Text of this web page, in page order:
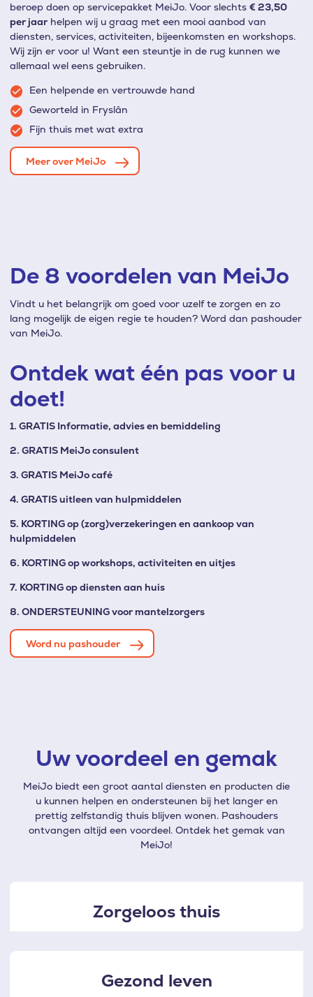
beroep doen op servicepakket MeiJo. Voor slechts € 23,50
per jaarhelpen wij u graag met een mooi aanbod van
diensten, services, activiteiten, bijeenkomsten en workshops.
Wij zijn er voor u! Want een steuntje in de rug kunnen we
allemaal wel eens gebruiken.
Een helpende en vertrouwde hand
Geworteld in Fryslân
Fijn thuis met wat extra
Meer over MeiJo
De 8 voordelen van MeiJo
Vindt u het belangrijk om goed voor uzelf te zorgen en zo
lang mogelijk de eigen regie te houden? Word dan pashouder
van MeiJo.
Ontdek wat één pas voor u
doet!
1. GRATIS Informatie, advies en bemiddeling
2. GRATIS MeiJo consulent
3. GRATIS MeiJo café
4. GRATIS uitleen van hulpmiddelen
5. KORTING op (zorg)verzekeringen en aankoop van
hulpmiddelen
6. KORTING op workshops, activiteiten en uitjes
7. KORTING op diensten aan huis
8. ONDERSTEUNING voor mantelzorgers
Word nu pashouder
Uw voordeel en gemak
MeiJo biedt een groot aantal diensten en producten die
u kunnen helpen en ondersteunen bij het langer en
prettig zelfstandig thuis blijven wonen. Pashouders
ontvangen altijd een voordeel. Ontdek het gemak van
MeiJo!
Zorgeloos thuis
Gezond leven